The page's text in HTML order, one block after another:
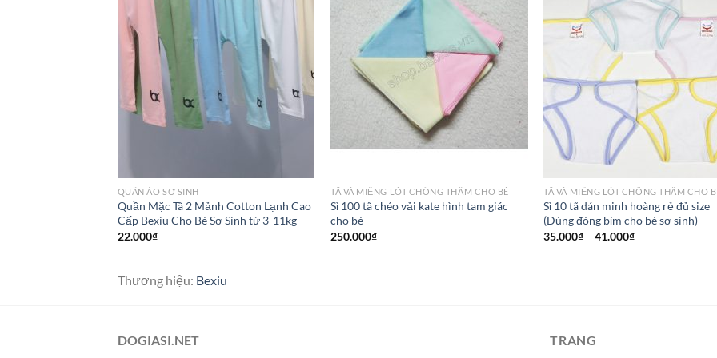
QUẦN ÁO SƠ SINH
Quần Mặc Tã 2 Mảnh Cotton Lạnh Cao
Cấp Bexiu Cho Bé Sơ Sinh từ 3-11kg
22.000₫
Thương hiệu: Bexiu
TÃ VÀ MIẾNG LÓT CHỐNG THẤM CHO BÉ
Sỉ 100 tã chéo vải kate hình tam giác
cho bé
250.000₫
TÃ VÀ MIẾNG LÓT CHỐNG THẤM CHO
Sỉ 10 tã dán minh hoàng rẻ đủ size
(Dùng đóng bỉm cho bé sơ sinh)
35.000₫ –41.000₫
DOGIASI.NET TRANG